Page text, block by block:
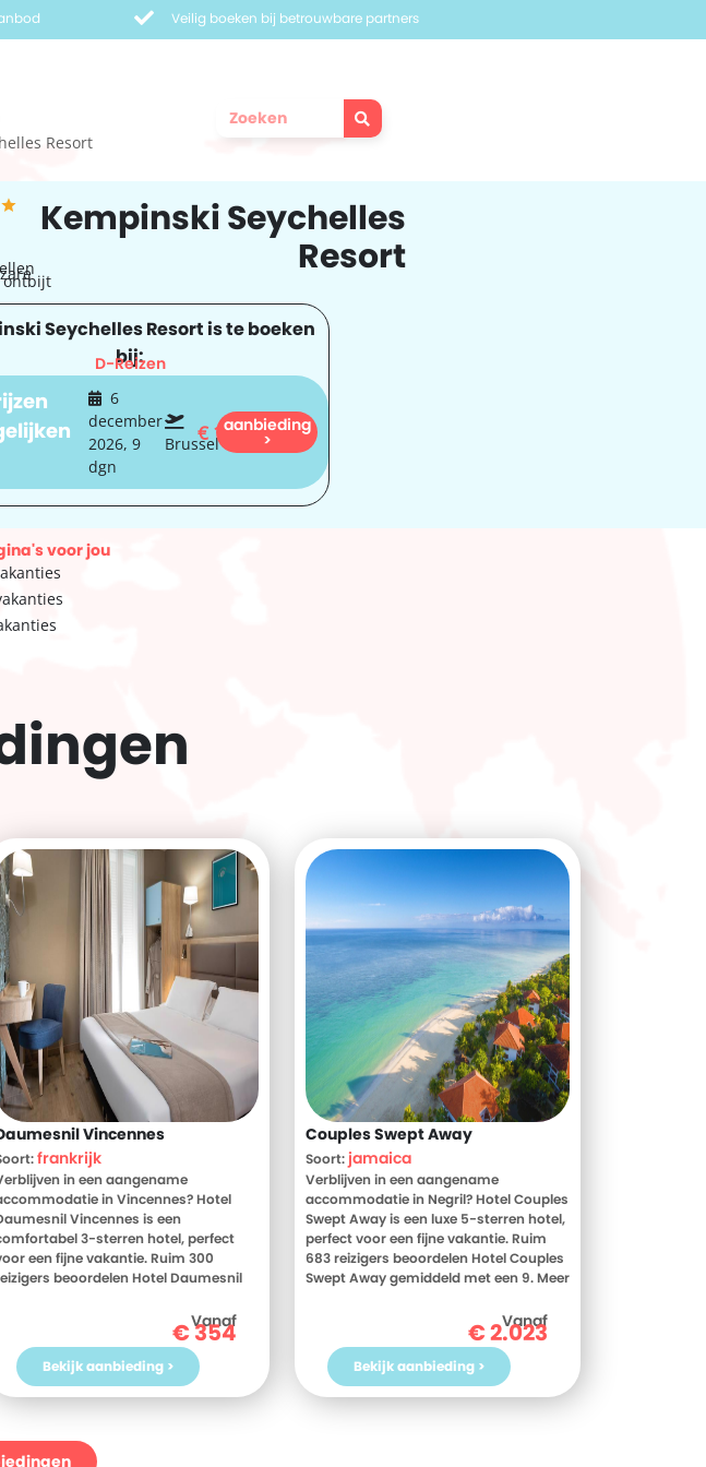
Veilig boeken bij betrouwbare partners
Resort
Kempinski Seychelles
Resort
ontbijt
Seychelles Resort is te boeken
bij:
D-Reizen
6
december
2026, 9
dgn
Brussel
€1.855
aanbieding
>
voor jou
Vincennes
frankrijk
in een aangename
in Vincennes? Hotel
Vincennes is een
3-sterren hotel, perfect
een fijne vakantie. Ruim 300
beoordelen Hotel Daumesnil
weten? Bekijk dan nu de foto's en
beoordelingen van Hotel Daumesnil
Vincennes, voor meer informatie! Ben jij
toe aan een heerlijke vakantie in
Boek jouw vakantie naar
Vanaf
€354
Bekijk aanbieding >
Couples Swept Away
Soort:jamaica
Verblijven in een aangename
accommodatie in Negril? Hotel Couples
Swept Away is een luxe 5-sterren hotel,
perfect voor een fijne vakantie. Ruim
683 reizigers beoordelen Hotel Couples
Swept Away gemiddeld met een 9. Meer
beoordelingen van Hotel Couples Swept
Away, voor meer informatie! Ben jij toe
aan een heerlijke vakantie in Jamaica?
Boek jouw vakantie naar Hotel Couples
Swept Away vandaag nog!
Vanaf
€2.023
Bekijk aanbieding >